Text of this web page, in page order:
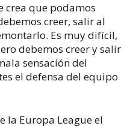
crea que podamos
creer, salir al
Es muy difícil,
debemos creer y salir
sensación del
el defensa del equipo
la Europa League el